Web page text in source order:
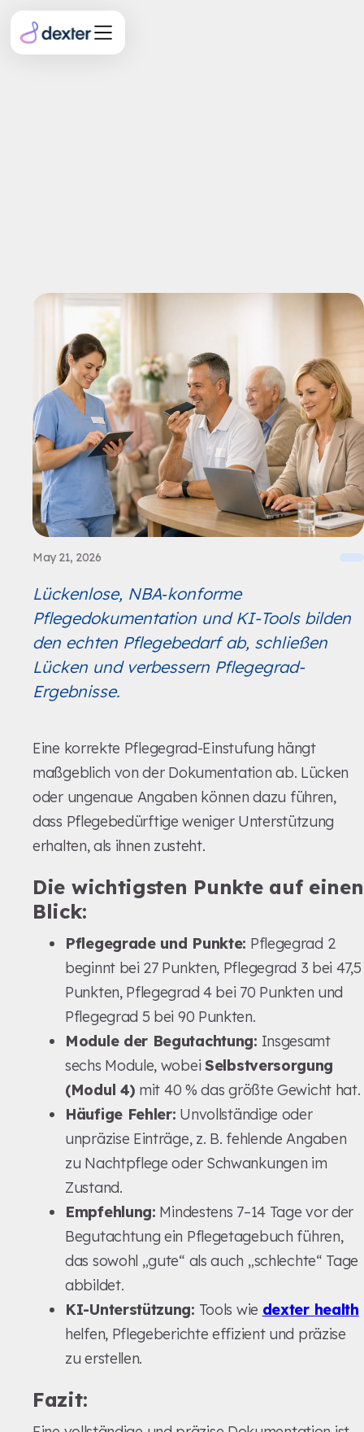
May 21, 2026
Lückenlose, NBA‑konforme
Pflegedokumentation und KI-Tools bilden
den echten Pflegebedarf ab, schließen
Lücken und verbessern Pflegegrad-
Ergebnisse.
Eine korrekte Pflegegrad-Einstufung hängt
maßgeblich von der Dokumentation ab. Lücken
oder ungenaue Angaben können dazu führen,
dass Pflegebedürftige weniger Unterstützung
erhalten, als ihnen zusteht.
Die wichtigsten Punkte auf einen
Blick:
Pflegegrade und Punkte: Pflegegrad 2
beginnt bei 27 Punkten, Pflegegrad 3 bei 47,5
Punkten, Pflegegrad 4 bei 70 Punkten und
Pflegegrad 5 bei 90 Punkten.
Module der Begutachtung: Insgesamt
sechs Module, wobei Selbstversorgung
(Modul 4) mit 40 % das größte Gewicht hat.
Häufige Fehler: Unvollständige oder
unpräzise Einträge, z. B. fehlende Angaben
zu Nachtpflege oder Schwankungen im
Zustand.
Empfehlung: Mindestens 7–14 Tage vor der
Begutachtung ein Pflegetagebuch führen,
das sowohl „gute“ als auch „schlechte“ Tage
abbildet.
KI-Unterstützung: Tools wie dexter health
helfen, Pflegeberichte effizient und präzise
zu erstellen.
Fazit: